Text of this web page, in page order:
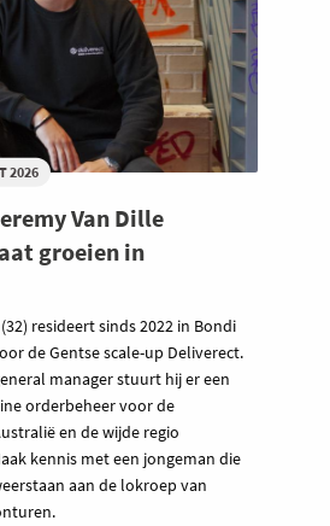
2026
Van Dille
groeien in
resideert sinds 2022 in Bondi
de Gentse scale-up Deliverect.
manager stuurt hij er een
orderbeheer voor de
en de wijde regio
kennis met een jongeman die
aan de lokroep van